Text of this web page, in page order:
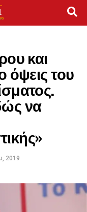
και
όψεις του
να
2019